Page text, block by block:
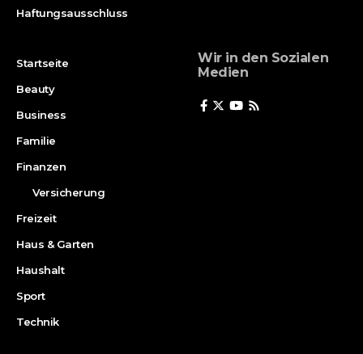
Haftungsausschluss
Startseite
Beauty
Business
Familie
Finanzen
Versicherung
Freizeit
Haus & Garten
Haushalt
Sport
Technik
Wir in den Sozialen
Medien